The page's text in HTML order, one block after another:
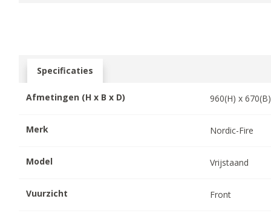
Specificaties
Afmetingen (H x B x D) 960(H) x670
Merk Nordic-Fire
Model Vrijstaand
Vuurzicht Front